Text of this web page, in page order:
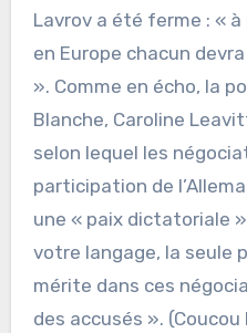
Lavrov a été ferme : «
en Europe chacun
». Comme en écho, la
Blanche, Caroline
selon lequel les
participation de
une « paix dictatoriale
votre langage, la seule
mérite dans ces
des accusés ». (Coucou